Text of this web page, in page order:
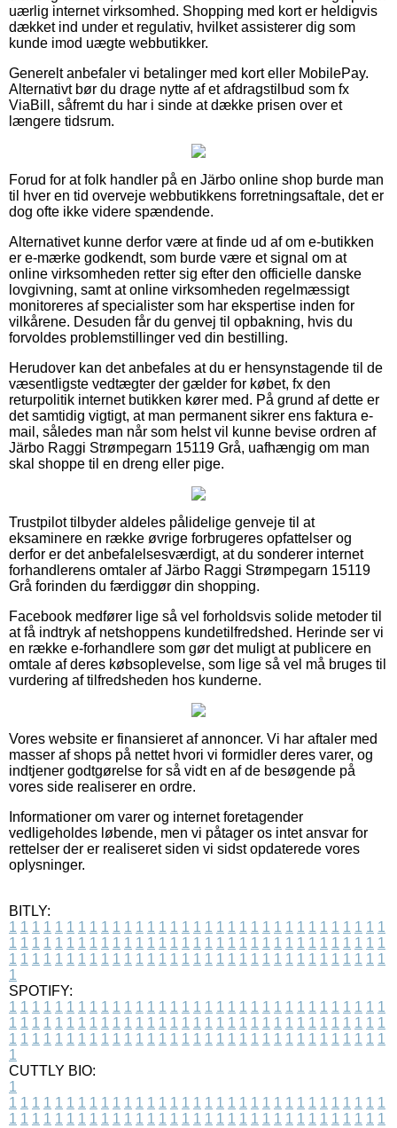
uærlig internet virksomhed. Shopping med kort er heldigvis
dækket ind under et regulativ, hvilket assisterer dig som
kunde imod uægte webbutikker.
Generelt anbefaler vi betalinger med kort eller MobilePay.
Alternativt bør du drage nytte af et afdragstilbud som fx
ViaBill, såfremt du har i sinde at dække prisen over et
længere tidsrum.
Forud for at folk handler på en Järbo online shop burde man
til hver en tid overveje webbutikkens forretningsaftale, det er
dog ofte ikke videre spændende.
Alternativet kunne derfor være at finde ud af om e-butikken
er e-mærke godkendt, som burde være et signal om at
online virksomheden retter sig efter den officielle danske
lovgivning, samt at online virksomheden regelmæssigt
monitoreres af specialister som har ekspertise inden for
vilkårene. Desuden får du genvej til opbakning, hvis du
forvoldes problemstillinger ved din bestilling.
Herudover kan det anbefales at du er hensynstagende til de
væsentligste vedtægter der gælder for købet, fx den
returpolitik internet butikken kører med. På grund af dette er
det samtidig vigtigt, at man permanent sikrer ens faktura e-
mail, således man når som helst vil kunne bevise ordren af
Järbo Raggi Strømpegarn 15119 Grå, uafhængig om man
skal shoppe til en dreng eller pige.
Trustpilot tilbyder aldeles pålidelige genveje til at
eksaminere en række øvrige forbrugeres opfattelser og
derfor er det anbefalelsesværdigt, at du sonderer internet
forhandlerens omtaler af Järbo Raggi Strømpegarn 15119
Grå forinden du færdiggør din shopping.
Facebook medfører lige så vel forholdsvis solide metoder til
at få indtryk af netshoppens kundetilfredshed. Herinde ser vi
en række e-forhandlere som gør det muligt at publicere en
omtale af deres købsoplevelse, som lige så vel må bruges til
vurdering af tilfredsheden hos kunderne.
Vores website er finansieret af annoncer. Vi har aftaler med
masser af shops på nettet hvori vi formidler deres varer, og
indtjener godtgørelse for så vidt en af de besøgende på
vores side realiserer en ordre.
Informationer om varer og internet foretagender
vedligeholdes løbende, men vi påtager os intet ansvar for
rettelser der er realiseret siden vi sidst opdaterede vores
oplysninger.
BITLY:
1 1 1 1 1 1 1 1 1 1 1 1 1 1 1 1 1 1 1 1 1 1 1 1 1 1 1 1 1 1 1 1 1
1 1 1 1 1 1 1 1 1 1 1 1 1 1 1 1 1 1 1 1 1 1 1 1 1 1 1 1 1 1 1 1 1
1 1 1 1 1 1 1 1 1 1 1 1 1 1 1 1 1 1 1 1 1 1 1 1 1 1 1 1 1 1 1 1 1
1
SPOTIFY:
1 1 1 1 1 1 1 1 1 1 1 1 1 1 1 1 1 1 1 1 1 1 1 1 1 1 1 1 1 1 1 1 1
1 1 1 1 1 1 1 1 1 1 1 1 1 1 1 1 1 1 1 1 1 1 1 1 1 1 1 1 1 1 1 1 1
1 1 1 1 1 1 1 1 1 1 1 1 1 1 1 1 1 1 1 1 1 1 1 1 1 1 1 1 1 1 1 1 1
1
CUTTLY BIO:
1
1 1 1 1 1 1 1 1 1 1 1 1 1 1 1 1 1 1 1 1 1 1 1 1 1 1 1 1 1 1 1 1 1
1 1 1 1 1 1 1 1 1 1 1 1 1 1 1 1 1 1 1 1 1 1 1 1 1 1 1 1 1 1 1 1 1